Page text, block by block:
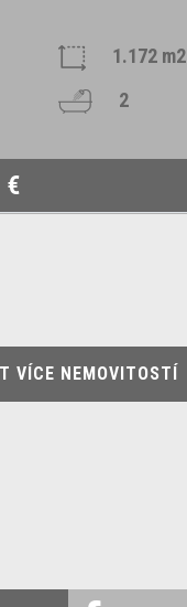
1.172 m2
2
€
VÍCE NEMOVITOSTÍ